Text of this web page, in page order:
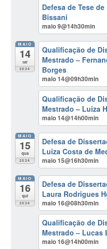
Defesa de Tese
Bissani
maio 9@14h30min
MAIO
14
ter
2024
Qualificação de
Mestrado –
Borges
maio 14@09h30min
Qualificação de
Mestrado – Luiza
maio 14@14h00min
MAIO
15
qua
2024
Defesa de
Luiza Costa de
maio 15@16h30min
MAIO
16
qui
2024
Defesa de
Laura Rodrigues
maio 16@08h30min
Qualificação de
Mestrado – Lucas
maio 16@14h00min